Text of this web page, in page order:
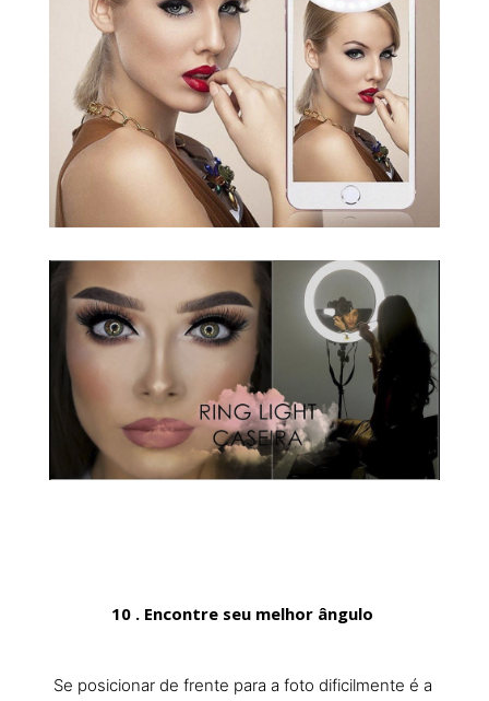
10 . Encontre seu melhor ângulo
Se posicionar de frente para a foto dificilmente é a